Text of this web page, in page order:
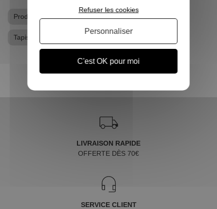
Produits dérivés Harry Potter
Tapis geek
LIVRAISON RAPIDE
OFFERTE DÈS 70€
SERVICE CLIENT
C'est OK pour moi
Refuser les cookies
Personnaliser